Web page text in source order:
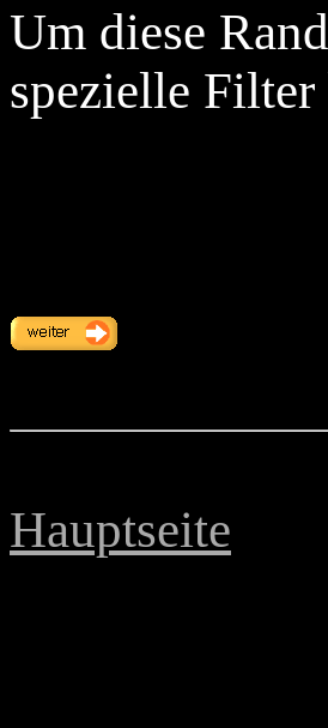
Um diese
spezielle
Hauptseite